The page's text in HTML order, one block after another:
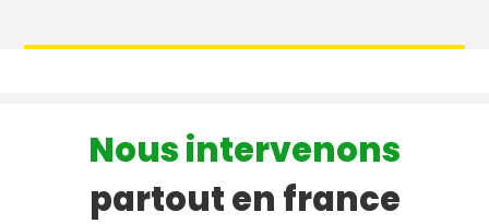
Nous intervenons
partout en france